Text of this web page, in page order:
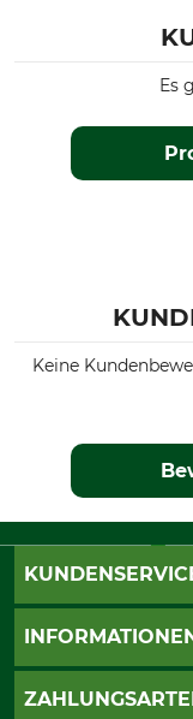
Es
Keine
Live-Shopping
AGB